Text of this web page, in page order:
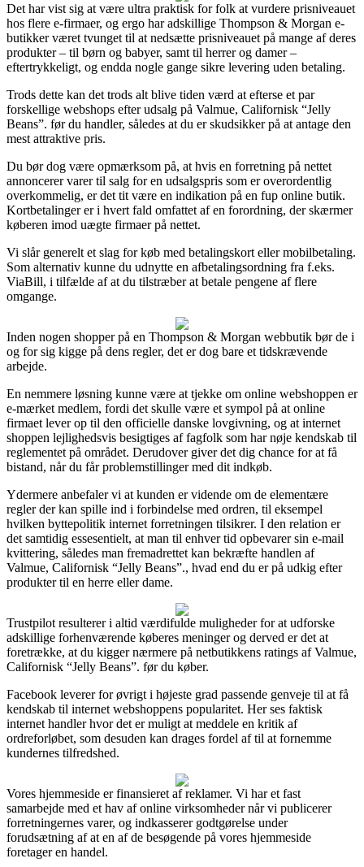
Det har vist sig at være ultra praktisk for folk at vurdere prisniveauet
hos flere e-firmaer, og ergo har adskillige Thompson & Morgan e-
butikker været tvunget til at nedsætte prisniveauet på mange af deres
produkter – til børn og babyer, samt til herrer og damer –
eftertrykkeligt, og endda nogle gange sikre levering uden betaling.
Trods dette kan det trods alt blive tiden værd at efterse et par
forskellige webshops efter udsalg på Valmue, Californisk “Jelly
Beans”. før du handler, således at du er skudsikker på at antage den
mest attraktive pris.
Du bør dog være opmærksom på, at hvis en forretning på nettet
annoncerer varer til salg for en udsalgspris som er overordentlig
overkommelig, er det tit være en indikation på en fup online butik.
Kortbetalinger er i hvert fald omfattet af en forordning, der skærmer
køberen imod uægte firmaer på nettet.
Vi slår generelt et slag for køb med betalingskort eller mobilbetaling.
Som alternativ kunne du udnytte en afbetalingsordning fra f.eks.
ViaBill, i tilfælde af at du tilstræber at betale pengene af flere
omgange.
Inden nogen shopper på en Thompson & Morgan webbutik bør de i
og for sig kigge på dens regler, det er dog bare et tidskrævende
arbejde.
En nemmere løsning kunne være at tjekke om online webshoppen er
e-mærket medlem, fordi det skulle være et sympol på at online
firmaet lever op til den officielle danske lovgivning, og at internet
shoppen lejlighedsvis besigtiges af fagfolk som har nøje kendskab til
reglementet på området. Derudover giver det dig chance for at få
bistand, når du får problemstillinger med dit indkøb.
Ydermere anbefaler vi at kunden er vidende om de elementære
regler der kan spille ind i forbindelse med ordren, til eksempel
hvilken byttepolitik internet forretningen tilsikrer. I den relation er
det samtidig essesentielt, at man til enhver tid opbevarer sin e-mail
kvittering, således man fremadrettet kan bekræfte handlen af
Valmue, Californisk “Jelly Beans”., hvad end du er på udkig efter
produkter til en herre eller dame.
Trustpilot resulterer i altid værdifulde muligheder for at udforske
adskillige forhenværende køberes meninger og derved er det at
foretrække, at du kigger nærmere på netbutikkens ratings af Valmue,
Californisk “Jelly Beans”. før du køber.
Facebook leverer for øvrigt i højeste grad passende genveje til at få
kendskab til internet webshoppens popularitet. Her ses faktisk
internet handler hvor det er muligt at meddele en kritik af
ordreforløbet, som desuden kan drages fordel af til at fornemme
kundernes tilfredshed.
Vores hjemmeside er finansieret af reklamer. Vi har et fast
samarbejde med et hav af online virksomheder når vi publicerer
forretningernes varer, og indkasserer godtgørelse under
forudsætning af at en af de besøgende på vores hjemmeside
foretager en handel.